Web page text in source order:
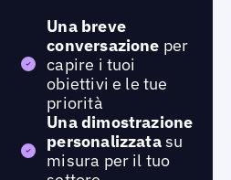
Una breve
conversazione per
capire i tuoi
obiettivi e le tue
priorità
Una dimostrazione
personalizzatasu
misura per il tuo